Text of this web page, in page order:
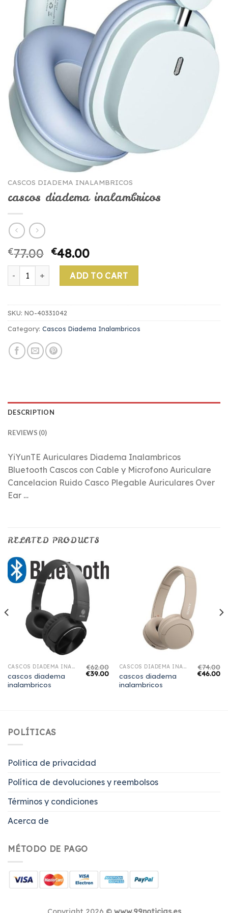
CASCOS DIADEMA INALAMBRICOS
cascos diadema inalambricos
€77.00 €48.00
cascos diadema inalambricos quantity
ADD TO CART
SKU: NO-40331042
Category: Cascos Diadema Inalambricos
DESCRIPTION
REVIEWS (0)
YiYunTE Auriculares Diadema Inalambricos
Bluetooth Cascos con Cable y Microfono Auriculare
Cancelacion Ruido Casco Plegable Auriculares Over
Ear …
RELATED PRODUCTS
CASCOS DIADEMA INALAMBRICOS
cascos diadema
inalambricos
€62.00
€39.00
CASCOS DIADEMA INALAMBRICOS
cascos diadema
inalambricos
€74.00
€46.00
POLÍTICAS
Politica de privacidad
Política de devoluciones y reembolsos
Términos y condiciones
Acerca de
MÉTODO DE PAGO